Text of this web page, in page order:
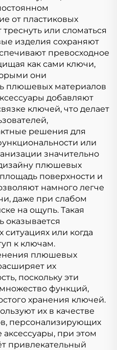
от пластиковых
или сломаться
изделия сохраняют
превосходное
как сами ключи,
они
плюшевых материалов
добавляют
ключей, что делает
решения для
или
значительно
плюшевых
поверхности и
намного легче
даже при слабом
на ощупь. Такая
оказывается
или когда
к ключам.
плюшевых
их
поскольку эти
функций,
хранения ключей.
их в качестве
персонализирующих
при этом
привлекательный